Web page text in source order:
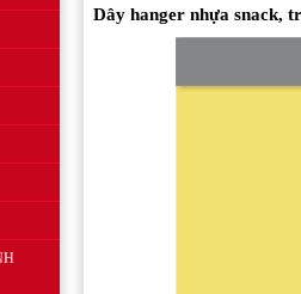
Dây hanger nhựa snack,